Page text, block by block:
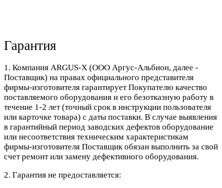
Гарантия
1. Компания ARGUS-X (ООО Аргус-Альбион, далее -
Поставщик) на правах официального представителя
фирмы-изготовителя гарантирует Покупателю качество
поставляемого оборудования и его безотказную работу в
течение 1-2 лет (точный срок в инструкции пользователя
или карточке товара) с даты поставки. В случае выявления
в гарантийный период заводских дефектов оборудование
или несоответствия техническим характеристикам
фирмы-изготовителя Поставщик обязан выполнить за свой
счет ремонт или замену дефективного оборудования.
2. Гарантия не предоставляется: